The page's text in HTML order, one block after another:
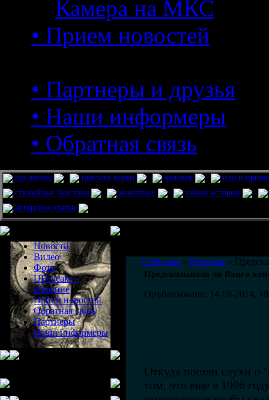
Камера на МКС
• Прием новостей
• Партнеры и друзья
• Наши информеры
• Обратная связь
pro жизнь новости науки человек
нло и
стихийные бедствия
животные
тайны истории
авторские статьи
Новости
Видео
Фото
UFOleaks -
общение
Прием новостей
Обратная связь
Партнеры
Наши информеры
UfoLeaks » Новости »
Предсказывала ли Ванга
Опубликовано: 14-09-2014,
Откуда пошли слухи о
том, что еще в 1996